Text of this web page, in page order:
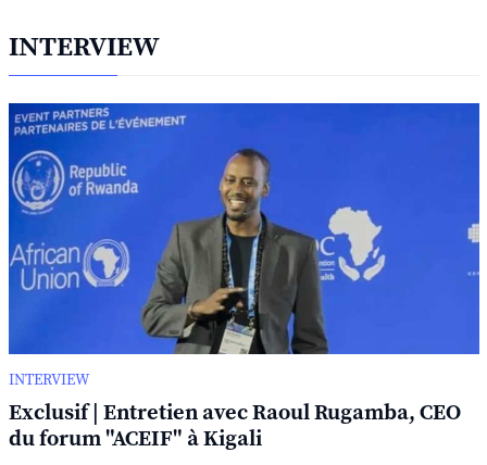
INTERVIEW
INTERVIEW
Exclusif | Entretien avec Raoul Rugamba, CEO
du forum "ACEIF" à Kigali